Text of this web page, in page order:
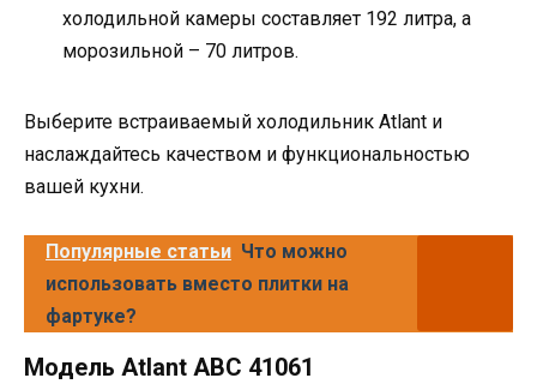
холодильной камеры составляет 192 литра, а
морозильной – 70 литров.
Выберите встраиваемый холодильник Аtlant и
наслаждайтесь качеством и функциональностью
вашей кухни.
Популярные статьи Что можно
использовать вместо плитки на
фартуке?
Модель Аtlant ABC 41061